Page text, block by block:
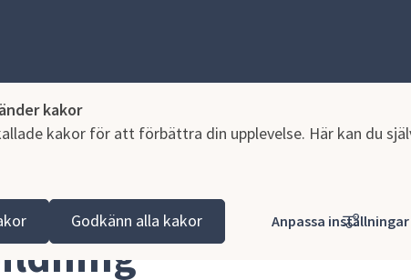
kakor
kakor för att förbättra din upplevelse. Här kan du
Godkänn alla kakor Anpassa inställningar